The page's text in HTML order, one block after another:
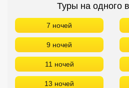
Туры на одного
7 ночей
9 ночей
11 ночей
13 ночей
Лучшие отели 4* звезды
Недорогие отели 4*
звезды
Лучшие отели 3* звезды